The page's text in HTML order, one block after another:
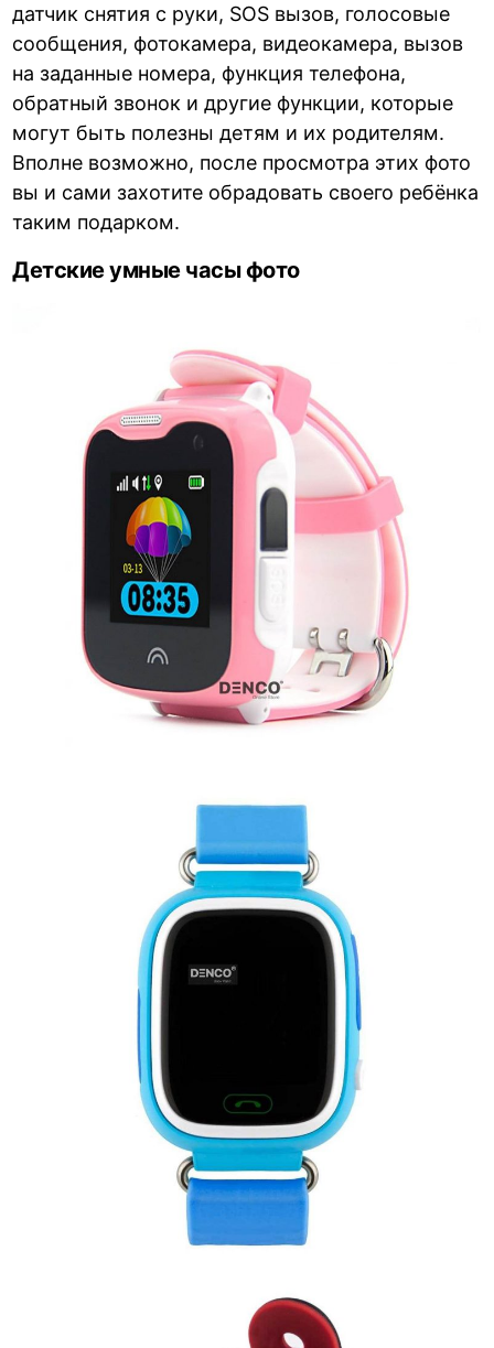
датчик снятия с руки, SOS вызов, голосовые
сообщения, фотокамера, видеокамера, вызов
на заданные номера, функция телефона,
обратный звонок и другие функции, которые
могут быть полезны детям и их родителям.
Вполне возможно, после просмотра этих фото
вы и сами захотите обрадовать своего ребёнка
таким подарком.
Детские умные часы фото